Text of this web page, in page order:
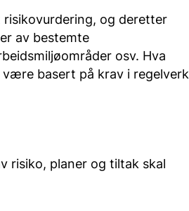
og deretter
av bestemte
osv. Hva
basert på krav i regelverk
risiko, planer og tiltak skal